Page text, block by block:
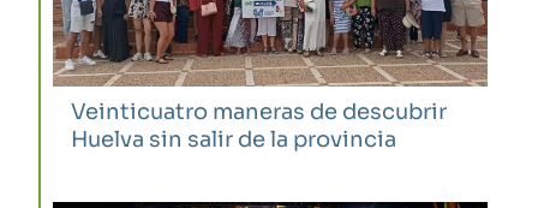
Veinticuatro maneras de descubrir
Huelva sin salir de la provincia